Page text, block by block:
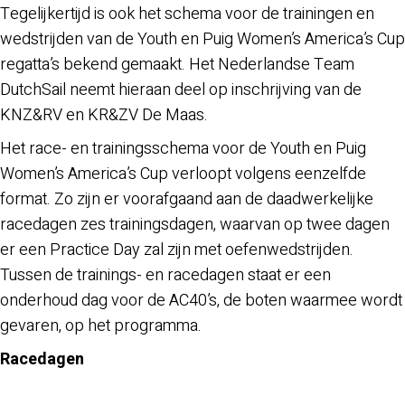
Tegelijkertijd is ook het schema voor de trainingen en
wedstrijden van de Youth en Puig Women’s America’s Cup
regatta’s bekend gemaakt. Het Nederlandse Team
DutchSail neemt hieraan deel op inschrijving van de
KNZ&RV en KR&ZV De Maas.
Het race- en trainingsschema voor de Youth en Puig
Women’s America’s Cup verloopt volgens eenzelfde
format. Zo zijn er voorafgaand aan de daadwerkelijke
racedagen zes trainingsdagen, waarvan op twee dagen
er een Practice Day zal zijn met oefenwedstrijden.
Tussen de trainings- en racedagen staat er een
onderhoud dag voor de AC40’s, de boten waarmee wordt
gevaren, op het programma.
Racedagen